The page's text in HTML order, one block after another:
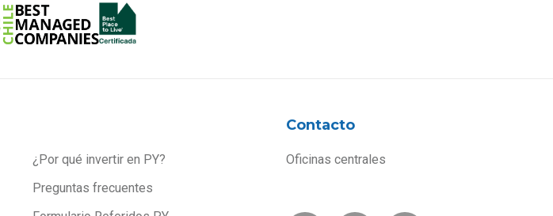
¿Por qué invertir en PY?
Preguntas frecuentes
Contacto
Oficinas centrales